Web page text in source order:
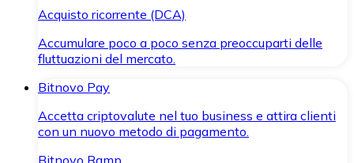
Acquisto ricorrente (DCA)
Accumulare poco a poco senza preoccuparti delle
fluttuazioni del mercato.
Bitnovo Pay
Accetta criptovalute nel tuo business e attira clienti
con un nuovo metodo di pagamento.
Bitnovo Ramp